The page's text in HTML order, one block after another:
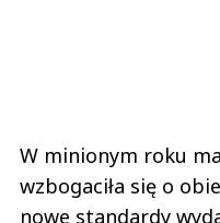
W minionym roku
wzbogaciła się o
nowe standardy